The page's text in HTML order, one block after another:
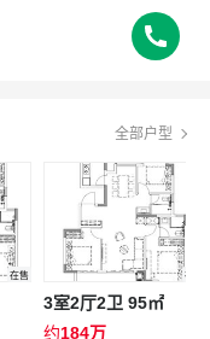
全部户型
在售 在售
3室2厅2卫 95㎡
约184万